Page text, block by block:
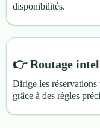
disponibilités.
👉 Routage
Dirige les réservations
grâce à des règles